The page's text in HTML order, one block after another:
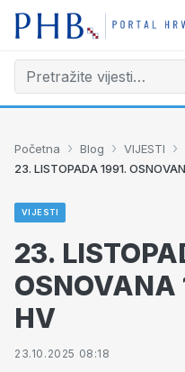
Početna › Blog › VIJESTI ›
23. LISTOPADA 1991.
VIJESTI
23.
OSNOVANA
HV
23.10.2025 08:18